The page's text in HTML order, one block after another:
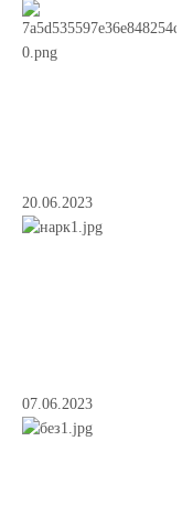
20.06.2023
07.06.2023